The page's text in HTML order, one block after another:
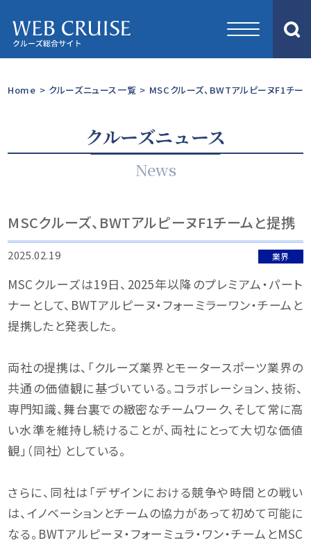
Home > クルーズニュース一覧 > MSCクルーズ、BWTアルピーヌF1チー
クルーズニュース
News
MSCクルーズ、BWTアルピーヌF1チームと提携
2025.02.19 業界
MSCクルーズは19日、2025年以降のプレミアム・パート
ナーとして、BWTアルピーヌ・フォーミラーワン・チームと
提携したと発表した。
両社の提携は、「クルーズ業界とモータースポーツ業界の
共通の価値観に基づいている。コラボレーション、技術、
専門知識、舞台裏での緻密なチームワーク、そして常に高
い水準を維持し続けることが、両社にとって大切な価値
観」（同社）としている。
さらに、同社は「デザインにおける競争や時間との戦い
は、イノベーションとチームの協力があって初めて可能に
なる。BWTアルピーヌ・フォーミュラ・ワン・チームとMSC